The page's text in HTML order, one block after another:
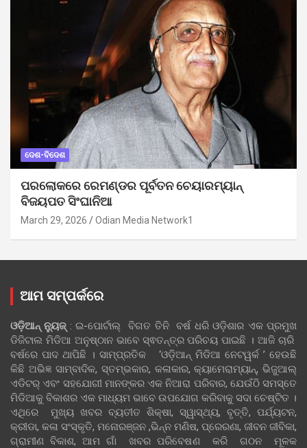
ଦେଶ-ବିଦେଶ
ପରଲୋକରେ ରେମଣ୍ଡର ପୂର୍ବତନ ଚେୟାରମ୍ୟାନ୍
ବିଜୟପତ ସିଂଘାନିଆ
March 29, 2026 Odian Media Network1
ଆମ ସମ୍ପର୍କରେ
ଓଡ଼ିଆନ୍‍ ନ୍ୟୁଜ୍‍: ଇ-ପୋର୍ଟାଲ୍ ବିଗତ ତିନି ବର୍ଷ ଧରି ଓଡ଼ିଶାର ଏକ ପ୍ରମୁଖ
ଡିଜିଟାଲ ମିଡିଆ ଅନୁଷ୍ଠାନ ଭାବେ ସ୍ଵତନ୍ତ୍ର ପରିଚୟ ପାଇଛି । ଆଜି ଚାରି
ବର୍ଷରେ ପାଦ ଥାପିଛି । ସାମ୍ପ୍ରତିକ ‘ଓଡ଼ିଆନ୍‍ ମିଡିଆ ନେଟୱର୍କ ’ ହେଉଛି
କିଛି ଅଭିଜ୍ଞ ସାମ୍ବାଦିକ, ସ୍ତମ୍ଭକାର, କଳାକାର, କ୍ୟାମେରାମ୍ୟାନ୍, ଭିଜୁଆଲ୍
ଏଡିଟର୍ ଏବଂ ସହଯୋଗୀ ମାନଙ୍କର ଏକ ନିଆରା ପରିବାର, ଯେଉଁଠି ସମସ୍ତେ
ମିଡିଆକୁ ବିକାଶର ଏକ ମାଧ୍ୟମ ଭାବେ ଉପଯୋଗ କରିବାକୁ ସଦା ଚେଷ୍ଟିତ ।
ଏଥିରେ ମୁଖ୍ୟ ଖବର ବ୍ୟତୀତ ଶିକ୍ଷା, ସ୍ୱାସ୍ଥ୍ୟ, ବୃତ୍ତି, ପର୍ଯ୍ୟଟନ,
କ୍ରୀଡା, କଳା ସଂସ୍କୃତି, ମନୋରଞ୍ଜନ ,ଭିନ୍ନ ମଣିଷ, ପ୍ରେରଣା, ଜୀବନ ଜୀବିକା,
ଗ୍ରାମୀଣ ବିକାଶ, ଆମ ଗାଁ ଖବର ପରିବେଷଣ କରି ଗଠନ ମୂଳକ